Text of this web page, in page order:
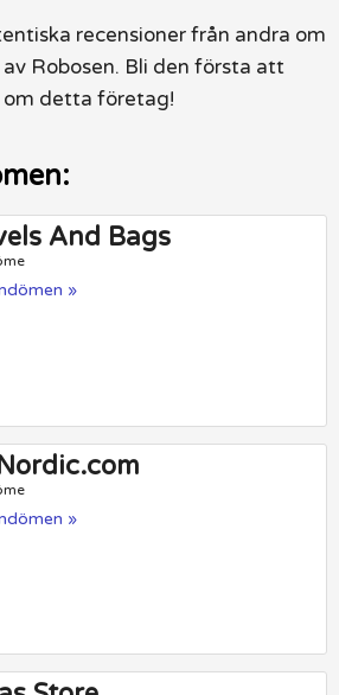
recensioner från andra om
Robosen. Bli den första att
om detta företag!
And Bags
»
»